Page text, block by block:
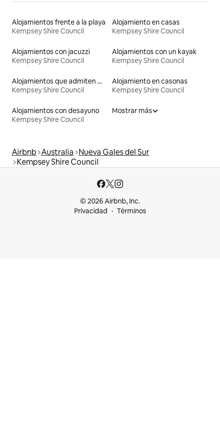
Alojamientos frente a la playa
Kempsey Shire Council
Alojamiento en casas
Kempsey Shire Council
Alojamientos con jacuzzi
Kempsey Shire Council
Alojamientos con un kayak
Kempsey Shire Council
Alojamientos que admiten mascotas
Kempsey Shire Council
Alojamiento en casonas
Kempsey Shire Council
Alojamientos con desayuno
Kempsey Shire Council
Mostrar más
Airbnb Australia Nueva Gales del Sur
Kempsey Shire Council
© 2026 Airbnb, Inc.
Privacidad
Términos